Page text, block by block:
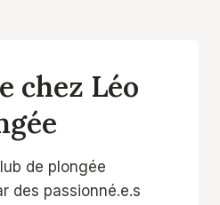
chez Léo
de plongée
des passionné.e.s